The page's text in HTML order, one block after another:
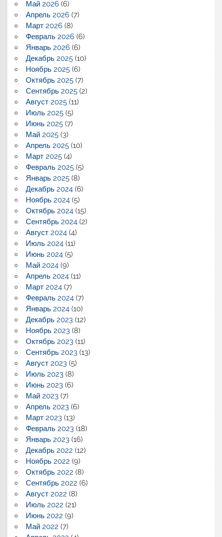
Май 2026(6)
Апрель 2026(7)
Март 2026(8)
Февраль 2026(6)
Январь 2026(6)
Декабрь 2025(10)
Ноябрь 2025(6)
Октябрь 2025(7)
Сентябрь 2025(2)
Август 2025(11)
Июль 2025(5)
Июнь 2025(7)
Май 2025(3)
Апрель 2025(10)
Март 2025(4)
Февраль 2025(5)
Январь 2025(8)
Декабрь 2024(6)
Ноябрь 2024(5)
Октябрь 2024(15)
Сентябрь 2024(2)
Август 2024(4)
Июль 2024(11)
Июнь 2024(5)
Май 2024(9)
Апрель 2024(11)
Март 2024(7)
Февраль 2024(7)
Январь 2024(10)
Декабрь 2023(12)
Ноябрь 2023(8)
Октябрь 2023(11)
Сентябрь 2023(13)
Август 2023(5)
Июль 2023(8)
Июнь 2023(6)
Май 2023(7)
Апрель 2023(6)
Март 2023(13)
Февраль 2023(18)
Январь 2023(16)
Декабрь 2022 (12)
Ноябрь 2022 (9)
Октябрь 2022 (8)
Сентябрь 2022 (6)
Август 2022 (8)
Июль 2022 (21)
Июнь 2022 (9)
Май 2022 (7)